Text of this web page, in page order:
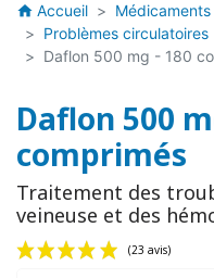
home Accueil
Problèmes circulatoires
Daflon 500 mg - 180
Daflon 500
comprimés
Traitement des
veineuse et des